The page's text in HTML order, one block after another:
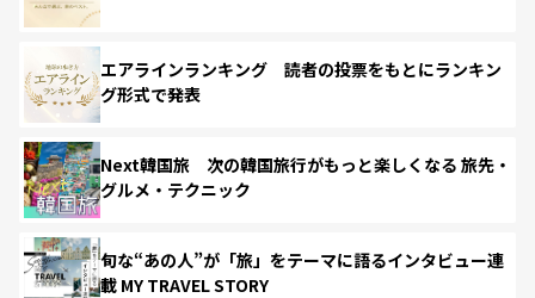
エアラインランキング 読者の投票をもとにランキン
グ形式で発表
Next韓国旅 次の韓国旅行がもっと楽しくなる 旅先・
グルメ・テクニック
旬な“あの人”が「旅」をテーマに語るインタビュー連
載 MY TRAVEL STORY